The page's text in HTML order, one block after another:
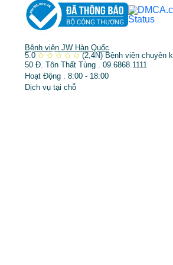
Bệnh viện JW Hàn Quốc
5.0 ✩ ✩ ✩ ✩ ✩ (2,4N) Bệnh viện chuyên
50 Đ. Tôn Thất Tùng . 09.6868.1111
Hoạt Động . 8:00 - 18:00
Dịch vụ tại chỗ